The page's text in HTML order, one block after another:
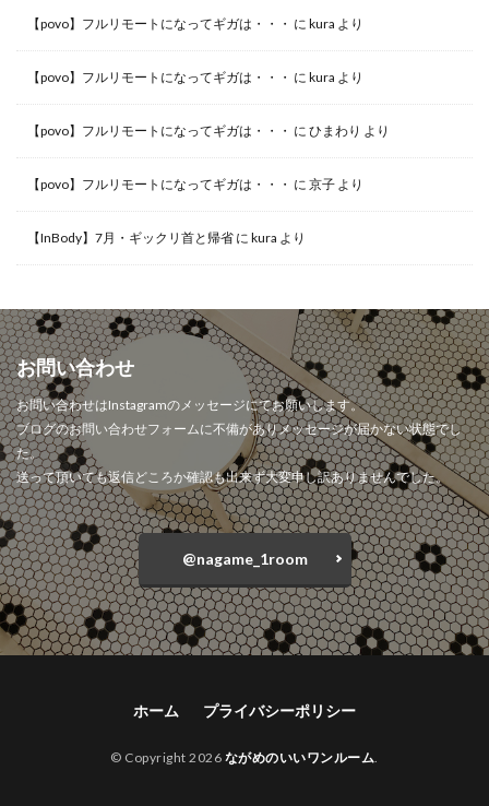
【povo】フルリモートになってギガは・・・ に kura より
【povo】フルリモートになってギガは・・・ に kura より
【povo】フルリモートになってギガは・・・ に ひまわり より
【povo】フルリモートになってギガは・・・ に 京子 より
【InBody】7月・ギックリ首と帰省 に kura より
お問い合わせ
お問い合わせはInstagramのメッセージにてお願いします。
ブログのお問い合わせフォームに不備がありメッセージが届かない状態でし
た。
送って頂いても返信どころか確認も出来ず大変申し訳ありませんでした。
@nagame_1room
ホーム プライバシーポリシー
© Copyright 2026 ながめのいいワンルーム